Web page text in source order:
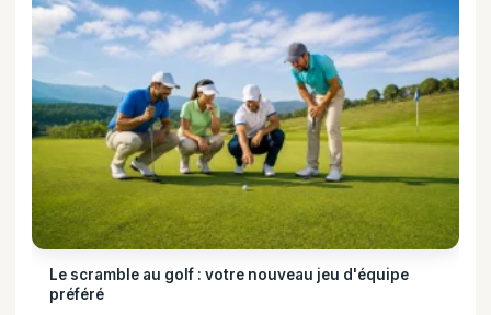
Le scramble au golf : votre nouveau jeu d'équipe
préféré